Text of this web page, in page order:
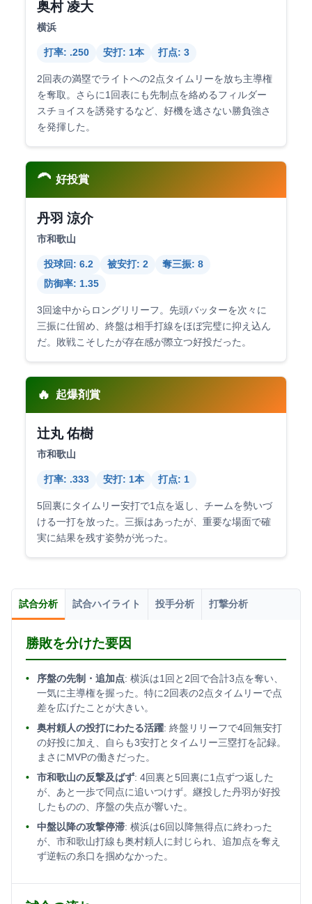
奥村 凌大
横浜
打率: .250 安打: 1本 打点: 3
2回表の満塁でライトへの2点タイムリーを放ち主導権
を奪取。さらに1回表にも先制点を絡めるフィルダー
スチョイスを誘発するなど、好機を逃さない勝負強さ
を発揮した。
🦱 好投賞
丹羽 涼介
市和歌山
投球回: 6.2 被安打: 2
奪三振: 8
防御率: 1.35
3回途中からロングリリーフ。先頭バッターを次々に
三振に仕留め、終盤は相手打線をほぼ完璧に抑え込ん
だ。敗戦こそしたが存在感が際立つ好投だった。
🔥 起爆剤賞
辻丸 佑樹
市和歌山
打率: .333 安打: 1本 打点: 1
5回裏にタイムリー安打で1点を返し、チームを勢いづ
ける一打を放った。三振はあったが、重要な場面で確
実に結果を残す姿勢が光った。
試合分析 試合ハイライト 投手分析 打撃分析
勝敗を分けた要因
序盤の先制・追加点: 横浜は1回と2回で合計3点を奪い、
一気に主導権を握った。特に2回表の2点タイムリーで点
差を広げたことが大きい。
奥村頼人の投打にわたる活躍: 終盤リリーフで4回無安打
の好投に加え、自らも3安打とタイムリー三塁打を記録。
まさにMVPの働きだった。
市和歌山の反撃及ばず: 4回裏と5回裏に1点ずつ返した
が、あと一歩で同点に追いつけず。継投した丹羽が好投
したものの、序盤の失点が響いた。
中盤以降の攻撃停滞: 横浜は6回以降無得点に終わった
が、市和歌山打線も奥村頼人に封じられ、追加点を奪え
ず逆転の糸口を掴めなかった。